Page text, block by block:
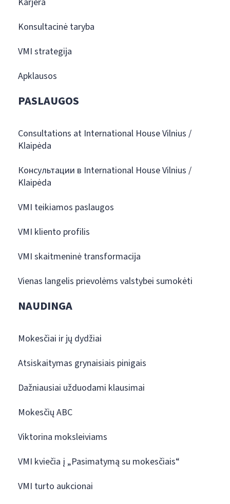
Konsultacinė taryba
VMI strategija
Apklausos
PASLAUGOS
Consultations at International House Vilnius /
Klaipėda
Консультации в International House Vilnius /
Klaipėda
VMI teikiamos paslaugos
VMI kliento profilis
VMI skaitmeninė transformacija
Vienas langelis prievolėms valstybei sumokėti
NAUDINGA
Mokesčiai ir jų dydžiai
Atsiskaitymas grynaisiais pinigais
Dažniausiai užduodami klausimai
Mokesčių ABC
Viktorina moksleiviams
VMI kviečia į „Pasimatymą su mokesčiais“
VMI turto aukcionai